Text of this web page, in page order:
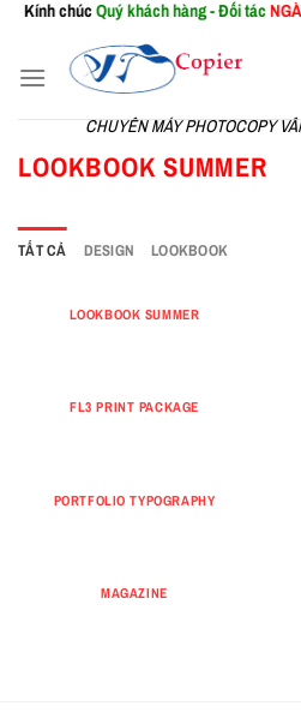
Skip
content
Kính chúcQuý khách hàng - Đối tácNGÀY
CHUYÊN MÁY PHOTOCOPY
LOOKBOOK SUMMER
TẤT CẢ DESIGN LOOKBOOK
LOOKBOOK SUMMER
FL3 PRINT PACKAGE
PORTFOLIO TYPOGRAPHY
MAGAZINE